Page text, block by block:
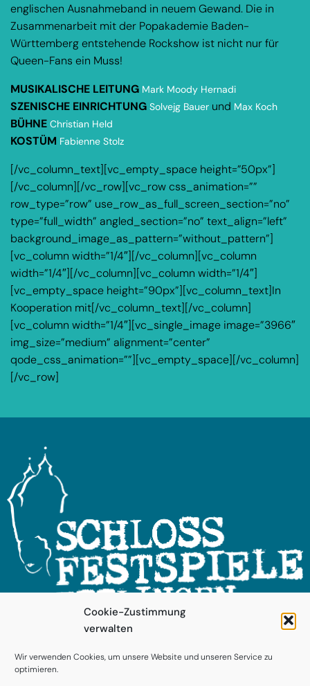
Cookie-Zustimmung
verwalten
Wir verwenden Cookies, um unsere Website und unseren Service zu
optimieren.
englischen Ausnahmeband in neuem Gewand. Die in
Zusammenarbeit mit der Popakademie Baden-
Württemberg entstehende Rockshow ist nicht nur für
Queen-Fans ein Muss!
MUSIKALISCHE LEITUNG Mark Moody Hernadi
SZENISCHE EINRICHTUNG Solvejg Bauer und Max Koch
BÜHNE Christian Held
KOSTÜM Fabienne Stolz
[/vc_column_text][vc_empty_space height=”50px”]
[/vc_column][/vc_row][vc_row css_animation=””
row_type=”row” use_row_as_full_screen_section=”no”
type=”full_width” angled_section=”no” text_align=”left”
background_image_as_pattern=”without_pattern”]
[vc_column width=”1/4″][/vc_column][vc_column
width=”1/4″][/vc_column][vc_column width=”1/4″]
[vc_empty_space height=”90px”][vc_column_text]In
Kooperation mit[/vc_column_text][/vc_column]
[vc_column width=”1/4″][vc_single_image image=”3966″
img_size=”medium” alignment=”center”
qode_css_animation=””][vc_empty_space][/vc_column]
[/vc_row]
FOLGEN SIE UNS!